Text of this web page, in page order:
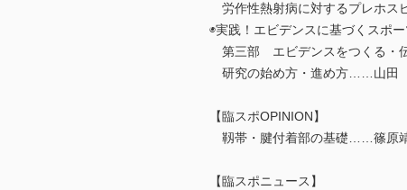
労作性熱射病に対するプレホ
◉実践！エビデンスに基づくスポ
第三部 エビデンスをつくる・
研究の始め方・進め方……山
【臨スポOPINION】
靱帯・腱付着部の基礎……篠原
【臨スポニュース】